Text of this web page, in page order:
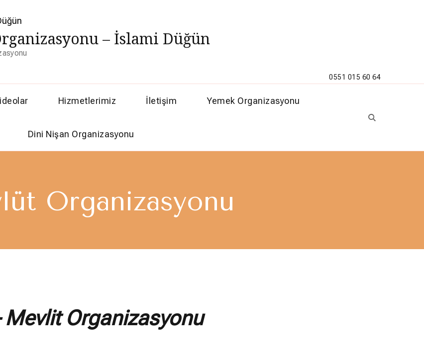
– İslami Düğün
0551 015 60 64
Hizmetlerimiz İletişim Yemek Organizasyonu
Dini Nişan Organizasyonu
Organizasyonu
Organizasyonu